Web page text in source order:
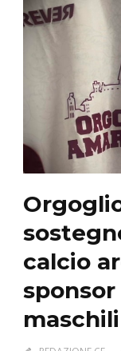
calcio